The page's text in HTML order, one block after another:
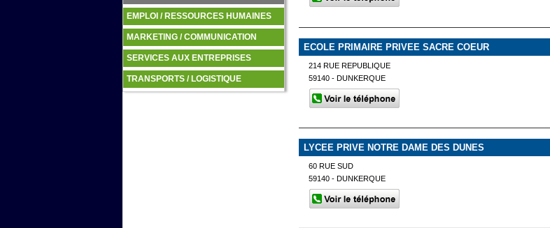
EMPLOI / RESSOURCES HUMAINES
MARKETING / COMMUNICATION
SERVICES AUX ENTREPRISES
TRANSPORTS / LOGISTIQUE
ECOLE PRIMAIRE PRIVEE SACRE COEUR
214 RUE REPUBLIQUE
59140 - DUNKERQUE
LYCEE PRIVE NOTRE DAME DES DUNES
60 RUE SUD
59140 - DUNKERQUE